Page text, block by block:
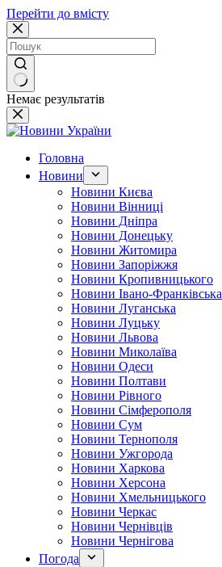
Перейти до вмісту
Немає результатів
Головна
Новини
Новини Києва
Новини Вінниці
Новини Дніпра
Новини Донецьку
Новини Житомира
Новини Запоріжжя
Новини Кропивницького
Новини Івано-Франківська
Новини Луганська
Новини Луцьку
Новини Львова
Новини Миколаїва
Новини Одеси
Новини Полтави
Новини Рівного
Новини Сімферополя
Новини Сум
Новини Тернополя
Новини Ужгорода
Новини Харкова
Новини Херсона
Новини Хмельницького
Новини Черкас
Новини Чернівців
Новини Чернігова
Погода